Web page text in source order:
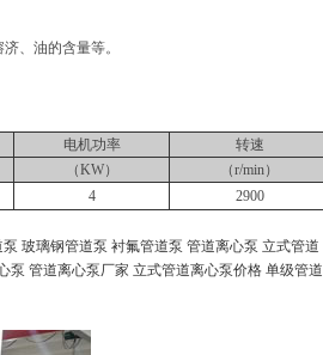
、油的含量等。
电机功率
转速
（KW）
（r/min）
4 2900
泵 玻璃钢管道泵 衬氟管道泵 管道离心泵 立式管道
泵 管道离心泵厂家 立式管道离心泵价格 单级管道